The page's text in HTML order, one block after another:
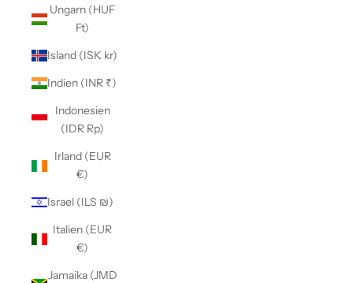
Ungarn (HUF
Ft)
Island (ISK kr)
Indien (INR ₹)
Indonesien
(IDR Rp)
Irland (EUR
€)
Israel (ILS ₪)
Italien (EUR
€)
Jamaika (JMD